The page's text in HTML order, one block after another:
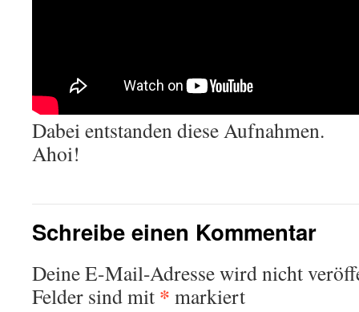
Dabei entstanden diese Aufnahmen.
Ahoi!
Schreibe einen Kommentar
Deine E-Mail-Adresse wird nicht
Felder sind mit * markiert